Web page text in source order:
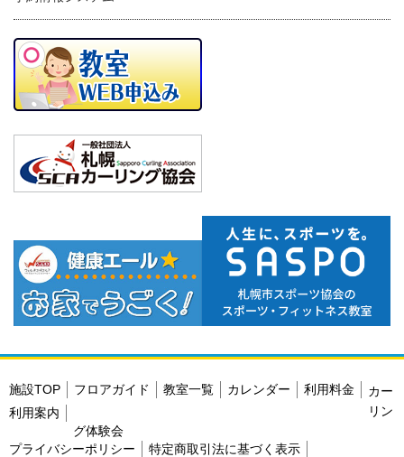
施設TOP フロアガイド 教室一覧 カレンダー
利用料金
利用案内
カー
リン
グ体験会
プライバシーポリシー
特定商取引法に基づく表示